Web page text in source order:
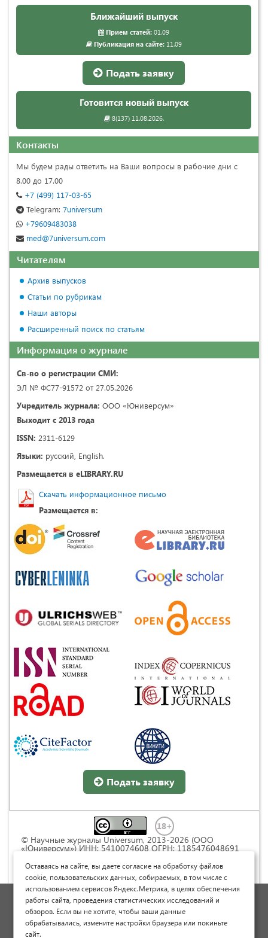
Ближайший выпуск
Прием статей: 01.09
Публикация на сайте:11.09
Подать заявку
Готовится новый выпуск
8(137) 11.08.2026.
Контакты
Мы будем рады ответить на Ваши вопросы в рабочие дни с
8.00 до 17.00
+7 (499) 117-03-65
Telegram: 7universum
+79609483038
med@7universum.com
Читателям
Архив выпусков
Статьи по рубрикам
Наши авторы
Расширенный поиск по статьям
Информация о журнале
Св-во о регистрации СМИ:
ЭЛ № ФС77-91572 от 27.05.2026
Учредитель журнала: ООО «Юниверсум»
Выходит с 2013 года
ISSN: 2311-6129
Языки: русский, English.
Размещается в eLIBRARY.RU
Скачать информационное письмо
Размещается в:
Подать заявку
© Научные журналы Universum, 2013-2026 (ООО
«Юниверсум») ИНН: 5410074608 ОГРН: 1185476048691
Commons « Attribution» («Атрибуция») 4.0
Непортированная
Политика обработки персональных данных
Договор оферты
Опубликовать научную статью
Оставаясь на сайте, вы даете согласие на обработку файлов
cookie, пользовательских данных, собираемых, в том числе с
использованием сервисов Яндекс.Метрика, в целях обеспечения
работы сайта, проведения статистических исследований и
обзоров. Если вы не хотите, чтобы ваши данные
обрабатывались, измените настройки браузера или покиньте
сайт.